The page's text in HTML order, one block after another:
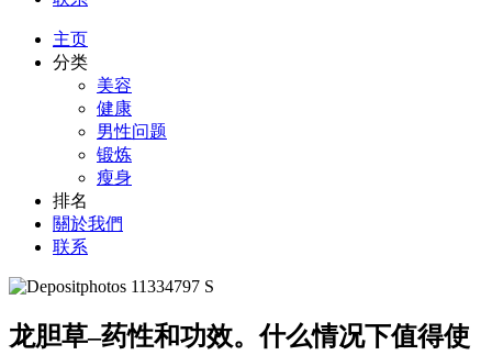
主页
分类
美容
健康
男性问题
锻炼
瘦身
排名
關於我們
联系
龙胆草–药性和功效。什么情况下值得使